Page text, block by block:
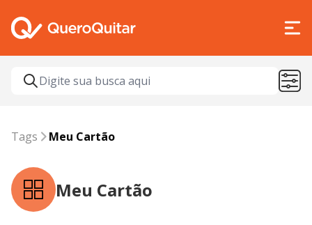
Tags Meu Cartão
Tags Meu Cartão
Meu Cartão